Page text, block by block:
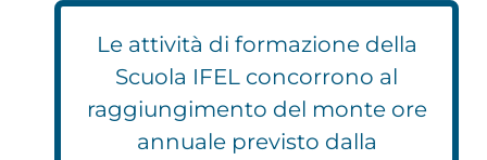
Le attività di formazione della
Scuola IFEL concorrono al
raggiungimento del monte ore
annuale previsto dalla